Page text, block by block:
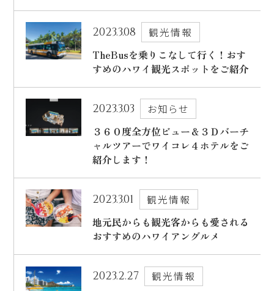
2023.3.08
観光情報
TheBusを乗りこなして行く！おす
すめのハワイ観光スポットをご紹介
2023.3.03
お知らせ
３６０度全方位ビュー＆３Ｄバーチ
ャルツアーでワイコレ４ホテルをご
紹介します！
2023.3.01
観光情報
地元民からも観光客からも愛される
おすすめのハワイアングルメ
2023.2.27
観光情報